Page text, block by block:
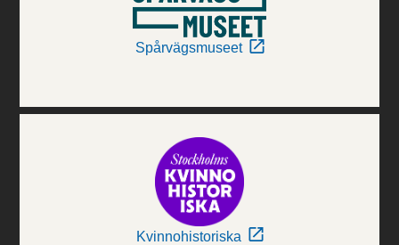
Spårvägsmuseet
Kvinnohistoriska